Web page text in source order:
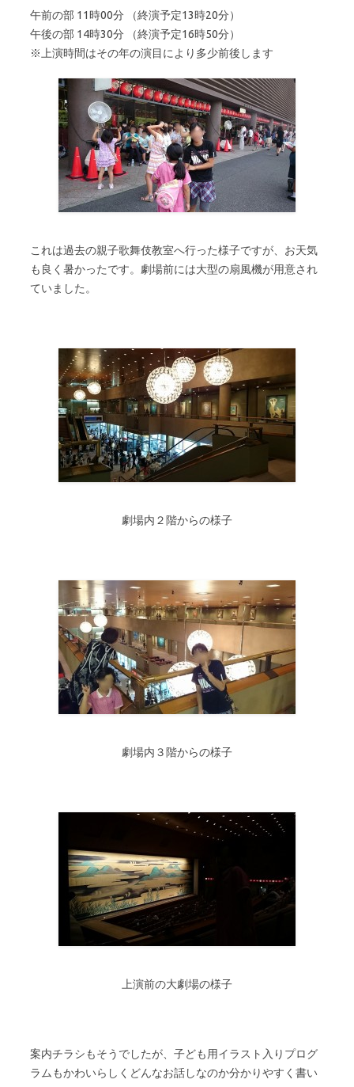
午前の部 11時00分 （終演予定13時20分）
午後の部 14時30分 （終演予定16時50分）
※上演時間はその年の演目により多少前後します
これは過去の親子歌舞伎教室へ行った様子ですが、お天気
も良く暑かったです。劇場前には大型の扇風機が用意され
ていました。
劇場内２階からの様子
劇場内３階からの様子
上演前の大劇場の様子
案内チラシもそうでしたが、子ども用イラスト入りプログ
ラムもかわいらしくどんなお話しなのか分かりやすく書い